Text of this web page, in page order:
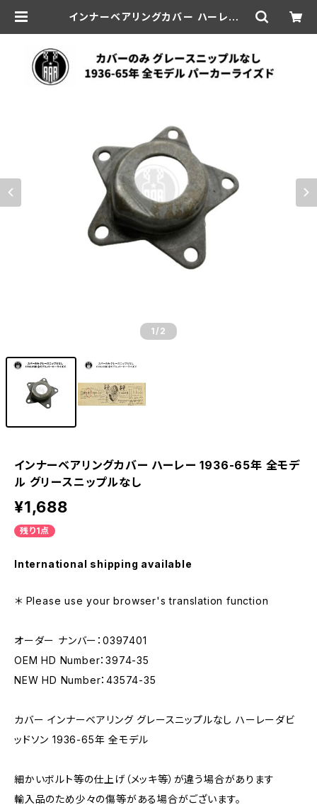
インナーベアリングカバー ハーレー 1
1 /2
インナーベアリングカバー ハーレー 1936-65年 全モデ
ル グリースニップルなし
¥1,688
残り1点
International shipping available
＊ Please use your browser's translation function
オーダー ナンバー：0397401
OEM HD Number：3974-35
NEW HD Number：43574-35
カバー インナーベアリング グレースニップルなし ハーレーダビ
ッドソン 1936-65年 全モデル
細かいボルト等の仕上げ（メッキ等）が違う場合があります
輸入品のため少々の傷等がある場合がございます。